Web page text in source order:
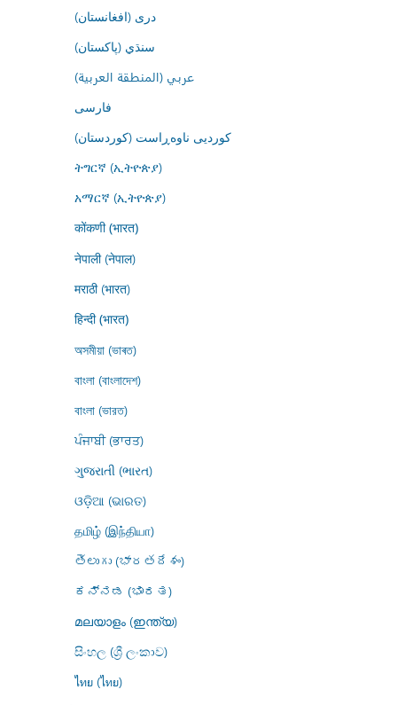
درى (افغانستان)
سنڌي (پاکستان)
عربي (المنطقة العربية)
فارسى
کوردیی ناوەڕاست (کوردستان)
ትግርኛ (ኢትዮጵያ)
አማርኛ (ኢትዮጵያ)
कोंकणी (भारत)
नेपाली (नेपाल)
मराठी (भारत)
हिन्दी (भारत)
অসমীয়া (ভাৰত)
বাংলা (বাংলাদেশ)
বাংলা (ভারত)
ਪੰਜਾਬੀ (ਭਾਰਤ)
ગુજરાતી (ભારત)
ଓଡ଼ିଆ (ଭାରତ)
தமிழ் (இந்தியா)
తెలుగు (భారతదేశం)
ಕನ್ನಡ (ಭಾರತ)
മലയാളം (ഇന്ത്യ)
සිංහල (ශ්‍රී ලංකාව)
ไทย (ไทย)